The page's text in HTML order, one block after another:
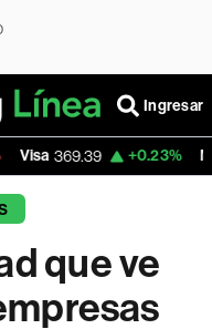
Ingresar
+0.23% MercadoLibre
que ve